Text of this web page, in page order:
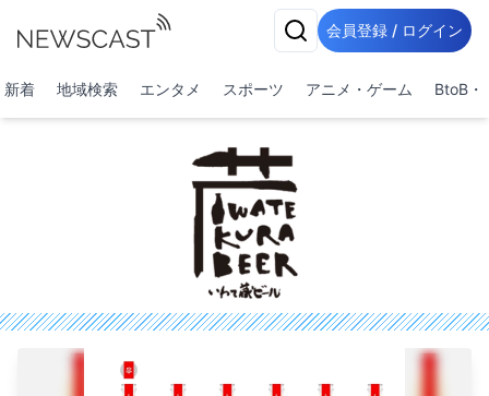
会員登録 / ログイン
新着 地域検索 エンタメ スポーツ アニメ・ゲーム BtoB・